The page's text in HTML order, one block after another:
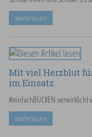
weiterlesen
Mit viel Herzblut
im Einsatz
#einfachBÜCKEN
weiterlesen